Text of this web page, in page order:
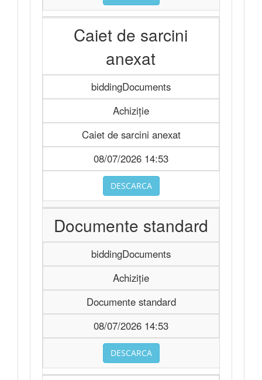
Caiet de sarcini
anexat
biddingDocuments
Achiziție
Caiet de sarcini anexat
08/07/2026 14:53
DESCARCA
Documente standard
biddingDocuments
Achiziție
Documente standard
08/07/2026 14:53
DESCARCA